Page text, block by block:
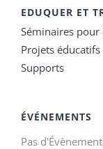
EDUQUER ET
Séminaires pour
Projets éducatifs
Supports
ÉVÉNEMENTS
Pas